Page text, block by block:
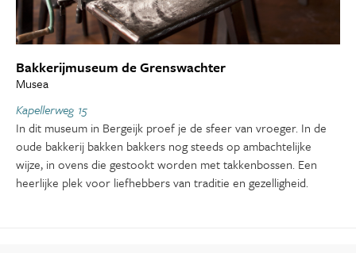
Bakkerijmuseum de Grenswachter
Musea
Kapellerweg 15
In dit museum in Bergeijk proef je de sfeer van vroeger. In de
oude bakkerij bakken bakkers nog steeds op ambachtelijke
wijze, in ovens die gestookt worden met takkenbossen. Een
heerlijke plek voor liefhebbers van traditie en gezelligheid.